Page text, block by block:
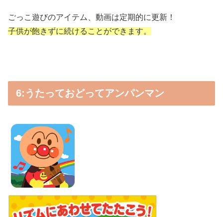
ごっこ遊びのアイテム、動画は定期的に更新！
子供が飽きずに続けることができます。
6:うたっておどってアンパンマン